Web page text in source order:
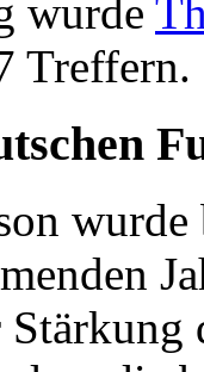
wurde
Treffern.